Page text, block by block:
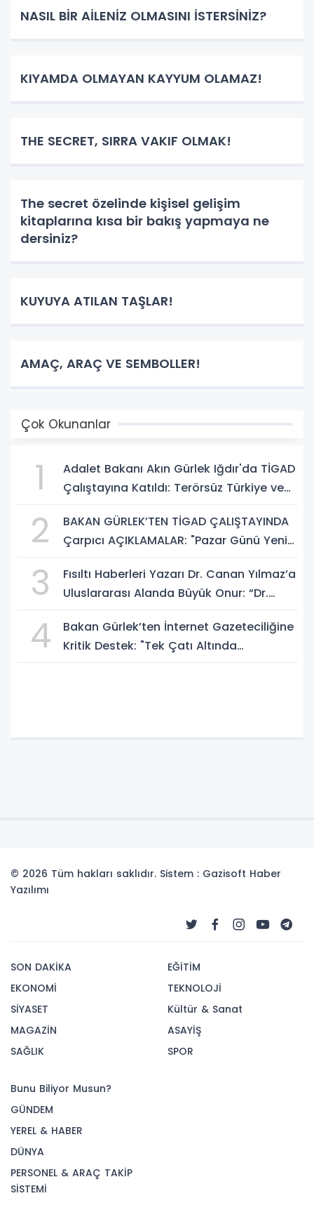
NASIL BİR AİLENİZ OLMASINI İSTERSİNİZ?
KIYAMDA OLMAYAN KAYYUM OLAMAZ!
THE SECRET, SIRRA VAKIF OLMAK!
The secret özelinde kişisel gelişim
kitaplarına kısa bir bakış yapmaya ne
dersiniz?
KUYUYA ATILAN TAŞLAR!
AMAÇ, ARAÇ VE SEMBOLLER!
Çok Okunanlar
1
Adalet Bakanı Akın Gürlek Iğdır'da TİGAD
Çalıştayına Katıldı: Terörsüz Türkiye ve
2
BAKAN GÜRLEK’TEN TİGAD ÇALIŞTAYINDA
Çarpıcı AÇIKLAMALAR: "Pazar Günü Yeni
3
Fısıltı Haberleri Yazarı Dr. Canan Yılmaz’a
Uluslararası Alanda Büyük Onur: “Dr.
4
Bakan Gürlek’ten İnternet Gazeteciliğine
Kritik Destek: "Tek Çatı Altında
© 2026 Tüm hakları saklıdır. Sistem : Gazisoft Haber
Yazılımı
SON DAKİKA
EKONOMİ
SİYASET
MAGAZİN
SAĞLIK
EĞİTİM
TEKNOLOJİ
Kültür & Sanat
ASAYİŞ
SPOR
Bunu Biliyor Musun?
GÜNDEM
YEREL & HABER
DÜNYA
PERSONEL & ARAÇ TAKİP
SİSTEMİ